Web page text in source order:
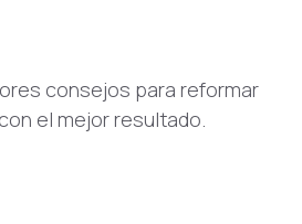
consejos para reformar
el mejor resultado.